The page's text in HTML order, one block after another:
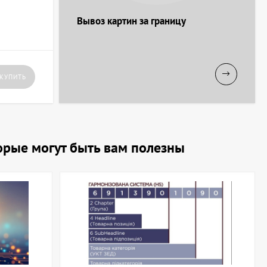
особую изюминку!
КУПИТЬ
Вывоз картин за границу
могут быть вам полезны